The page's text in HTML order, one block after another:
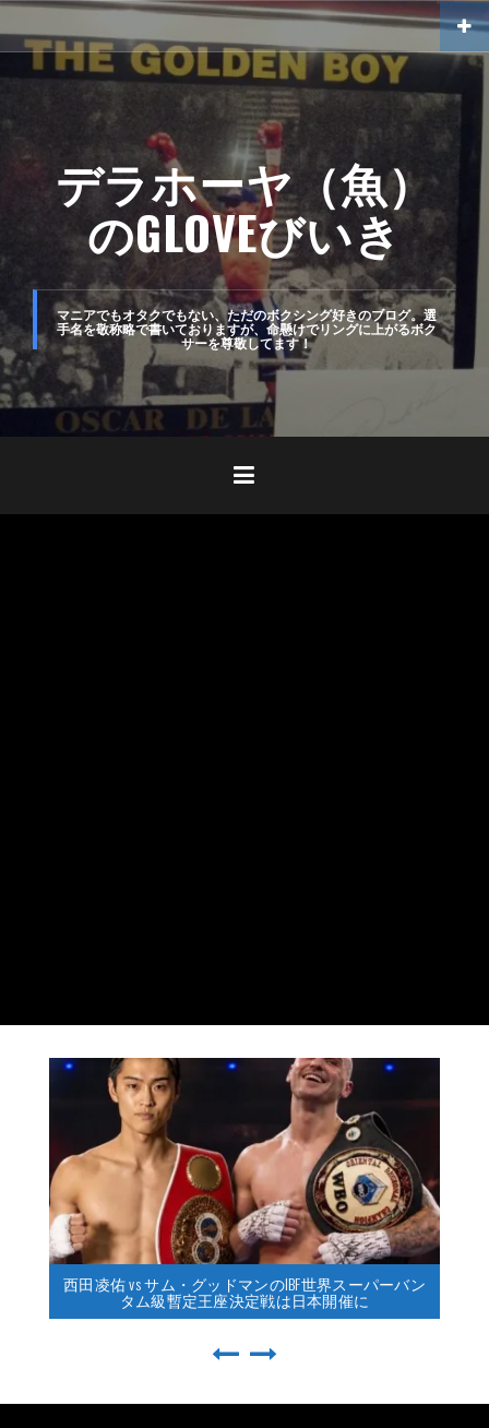
ン
ン
キ
プ
デラホーヤ（魚）
のGLOVEびいき
マニアでもオタクでもない、ただのボクシング好きのブログ。選
手名を敬称略で書いておりますが、命懸けでリングに上がるボク
サーを尊敬してます！
西田凌佑 vs サム・グッドマンのIBF世界スーパーバン
タム級暫定王座決定戦は日本開催に